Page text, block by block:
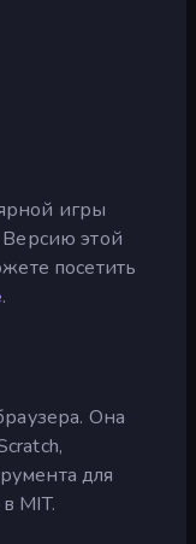
игры
Версию этой
посетить
.
Она
для
MIT.